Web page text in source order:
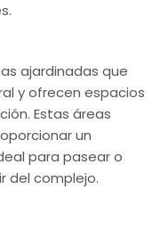
ajardinadas que
y ofrecen espacios
Estas áreas
un
para pasear o
del complejo.